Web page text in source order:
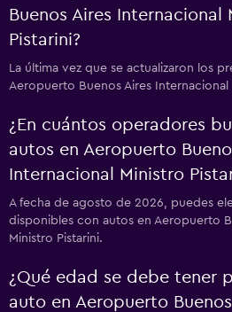
Buenos Aires Internacional
Pistarini?
La última vez que se actualizaron los
Aeropuerto Buenos Aires Internacional
¿En cuántos operadores
autos en Aeropuerto
Internacional Ministro
A fecha de agosto de 2026, puedes
disponibles con autos en Aeropuerto
Ministro Pistarini.
¿Qué edad se debe tener
auto en Aeropuerto